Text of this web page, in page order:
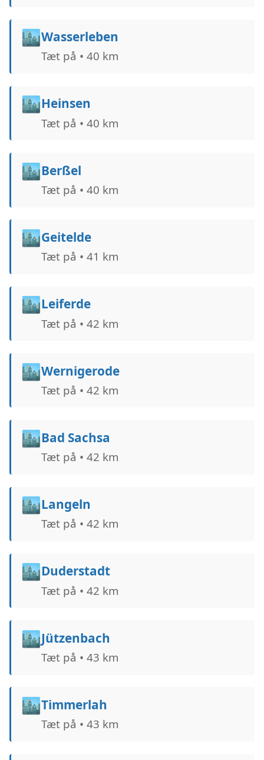
🏙️Wasserleben
Tæt på • 40 km
🏙️Heinsen
Tæt på • 40 km
🏙️Berßel
Tæt på • 40 km
🏙️Geitelde
Tæt på • 41 km
🏙️Leiferde
Tæt på • 42 km
🏙️Wernigerode
Tæt på • 42 km
🏙️Bad Sachsa
Tæt på • 42 km
🏙️Langeln
Tæt på • 42 km
🏙️Duderstadt
Tæt på • 42 km
🏙️Jützenbach
Tæt på • 43 km
🏙️Timmerlah
Tæt på • 43 km